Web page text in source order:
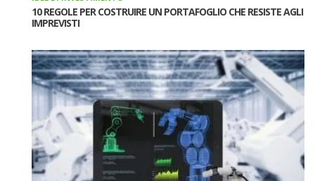
10 REGOLE PER COSTRUIRE UN PORTAFOGLIO CHE RESISTE AGLI
IMPREVISTI